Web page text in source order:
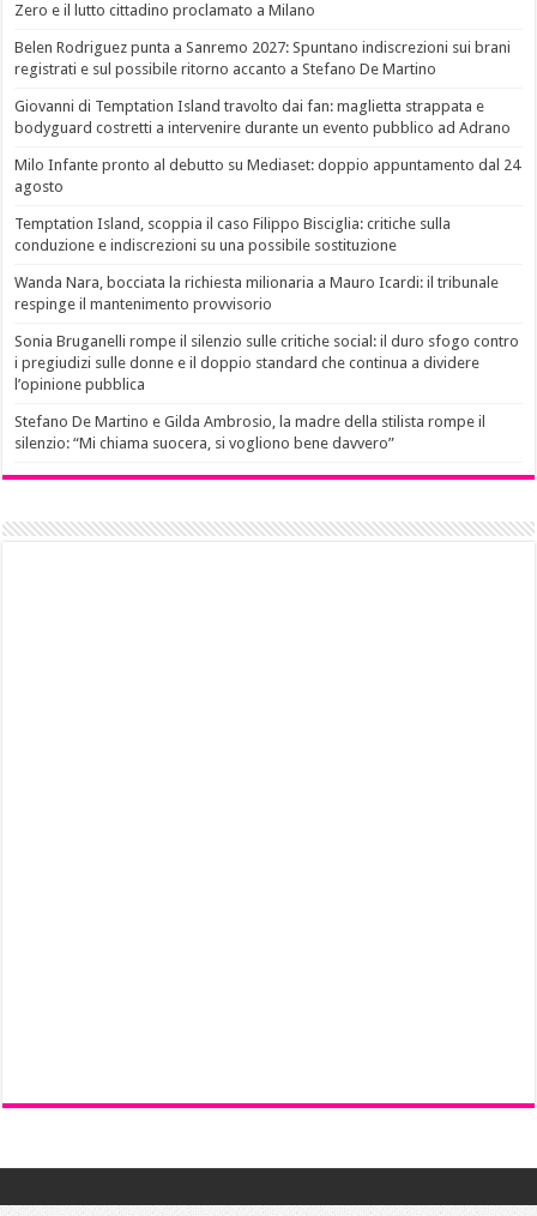
Zero e il lutto cittadino proclamato a Milano
Belen Rodriguez punta a Sanremo 2027: Spuntano indiscrezioni sui brani
registrati e sul possibile ritorno accanto a Stefano De Martino
Giovanni di Temptation Island travolto dai fan: maglietta strappata e
bodyguard costretti a intervenire durante un evento pubblico ad Adrano
Milo Infante pronto al debutto su Mediaset: doppio appuntamento dal 24
agosto
Temptation Island, scoppia il caso Filippo Bisciglia: critiche sulla
conduzione e indiscrezioni su una possibile sostituzione
Wanda Nara, bocciata la richiesta milionaria a Mauro Icardi: il tribunale
respinge il mantenimento provvisorio
Sonia Bruganelli rompe il silenzio sulle critiche social: il duro sfogo contro
i pregiudizi sulle donne e il doppio standard che continua a dividere
l’opinione pubblica
Stefano De Martino e Gilda Ambrosio, la madre della stilista rompe il
silenzio: “Mi chiama suocera, si vogliono bene davvero”